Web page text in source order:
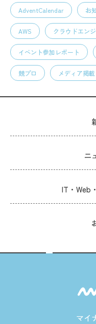
AdventCalendar お
AWS クラウドエン
イベント参加レポート
競プロ メディア掲載
ニ
IT・Web
マイ